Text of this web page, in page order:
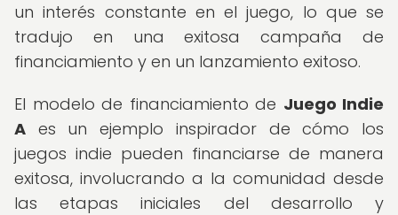
un interés constante en el juego, lo que se
tradujo en una exitosa campaña de
financiamiento y en un lanzamiento exitoso.
El modelo de financiamiento de Juego Indie
A es un ejemplo inspirador de cómo los
juegos indie pueden financiarse de manera
exitosa, involucrando a la comunidad desde
las etapas iniciales del desarrollo y